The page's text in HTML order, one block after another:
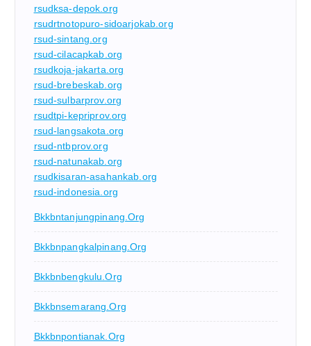
rsudksa-depok.org
rsudrtnotopuro-sidoarjokab.org
rsud-sintang.org
rsud-cilacapkab.org
rsudkoja-jakarta.org
rsud-brebeskab.org
rsud-sulbarprov.org
rsudtpi-kepriprov.org
rsud-langsakota.org
rsud-ntbprov.org
rsud-natunakab.org
rsudkisaran-asahankab.org
rsud-indonesia.org
Bkkbntanjungpinang.org
Bkkbnpangkalpinang.org
Bkkbnbengkulu.org
Bkkbnsemarang.org
Bkkbnpontianak.org